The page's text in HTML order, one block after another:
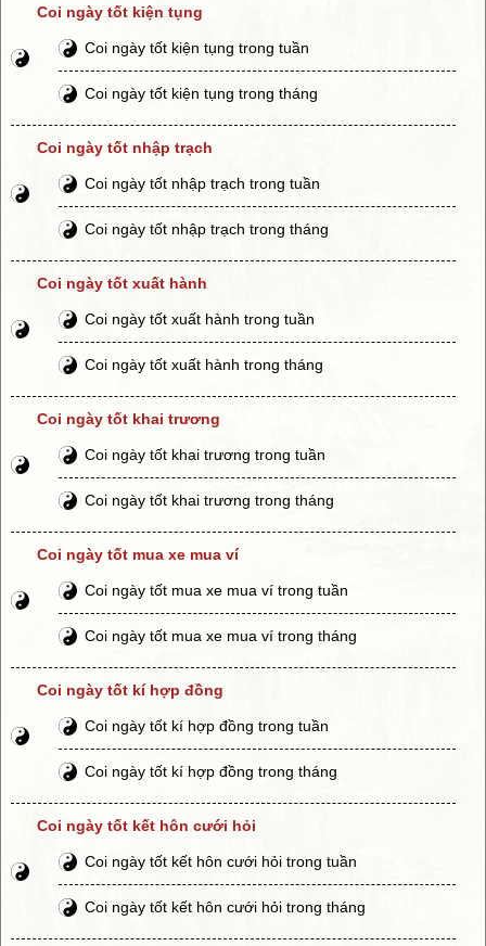
Coi ngày tốt kiện tụng
Coi ngày tốt kiện tụng trong tuần
Coi ngày tốt kiện tụng trong tháng
Coi ngày tốt nhập trạch
Coi ngày tốt nhập trạch trong tuần
Coi ngày tốt nhập trạch trong tháng
Coi ngày tốt xuất hành
Coi ngày tốt xuất hành trong tuần
Coi ngày tốt xuất hành trong tháng
Coi ngày tốt khai trương
Coi ngày tốt khai trương trong tuần
Coi ngày tốt khai trương trong tháng
Coi ngày tốt mua xe mua ví
Coi ngày tốt mua xe mua ví trong tuần
Coi ngày tốt mua xe mua ví trong tháng
Coi ngày tốt kí hợp đồng
Coi ngày tốt kí hợp đồng trong tuần
Coi ngày tốt kí hợp đồng trong tháng
Coi ngày tốt kết hôn cưới hỏi
Coi ngày tốt kết hôn cưới hỏi trong tuần
Coi ngày tốt kết hôn cưới hỏi trong tháng